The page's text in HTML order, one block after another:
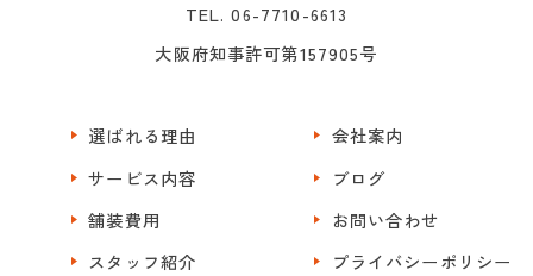
TEL. 06-7710-6613
大阪府知事許可第157905号
選ばれる理由
サービス内容
舗装費用
スタッフ紹介
会社案内
ブログ
お問い合わせ
プライバシーポリシー